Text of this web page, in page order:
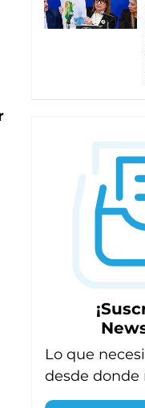
Lo que
desde donde